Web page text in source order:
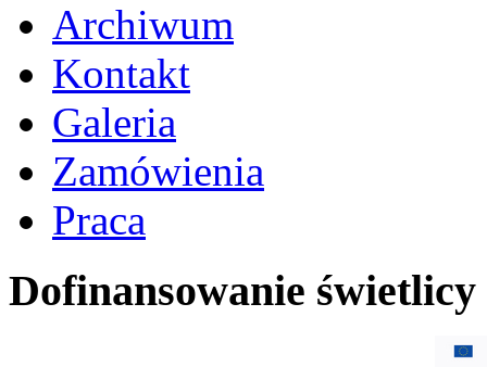
Archiwum
Kontakt
Galeria
Zamówienia
Praca
Dofinansowanie świetlicy